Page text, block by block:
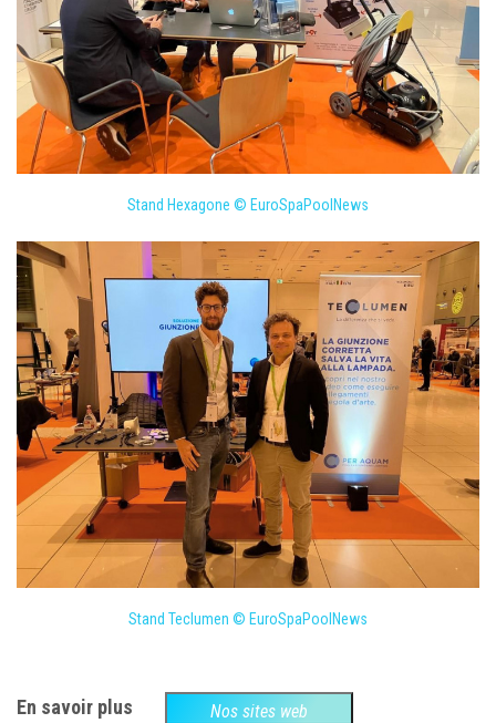
Stand Hexagone © EuroSpaPoolNews
Stand Teclumen © EuroSpaPoolNews
En savoir plus
Nos sites web